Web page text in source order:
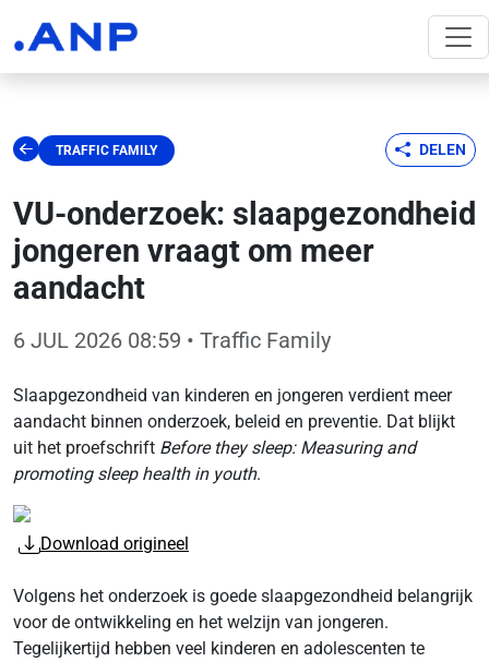
TRAFFIC FAMILY DELEN
VU-onderzoek: slaapgezondheid
jongeren vraagt om meer
aandacht
6 JUL 2026 08:59 • Traffic Family
Slaapgezondheid van kinderen en jongeren verdient meer
aandacht binnen onderzoek, beleid en preventie. Dat blijkt
uit het proefschrift Before they sleep: Measuring and
promoting sleep health in youth.
Download origineel
Volgens het onderzoek is goede slaapgezondheid belangrijk
voor de ontwikkeling en het welzijn van jongeren.
Tegelijkertijd hebben veel kinderen en adolescenten te